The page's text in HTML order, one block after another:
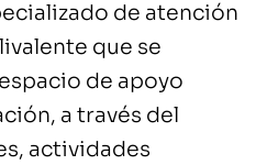
de atención
que se
de apoyo
a través del
actividades